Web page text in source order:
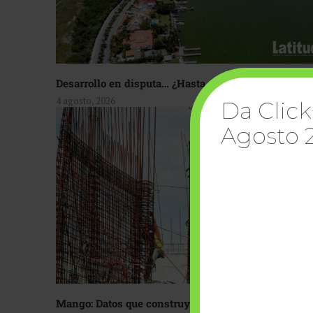
Desarrollo en disputa… ¿Hasta dónde crecer?
4 agosto, 2026
Mango: Datos que construyen confianza
Da
Agosto